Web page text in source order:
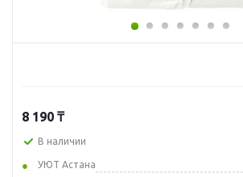
8 190 ₸
В наличии
УЮТ Астана